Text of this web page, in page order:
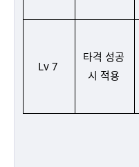
Lv 7
타격 성공
시 적용